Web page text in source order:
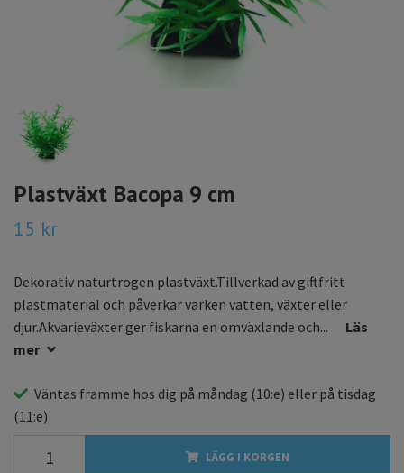
Plastväxt Bacopa 9 cm
15 kr
Dekorativ naturtrogen plastväxt.Tillverkad av giftfritt
plastmaterial och påverkar varken vatten, växter eller
djur.Akvarieväxter ger fiskarna en omväxlande och...
Läs
mer
Väntas framme hos dig på måndag (10:e) eller på tisdag
(11:e)
LÄGG I KORGEN